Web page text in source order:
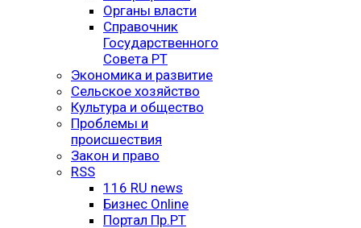
Органы власти
Справочник
Государственного
Совета РТ
Экономика и развитие
Сельское хозяйство
Культура и общество
Проблемы и
происшествия
Закон и право
RSS
116 RU news
Бизнес Online
Портал Пр.РТ